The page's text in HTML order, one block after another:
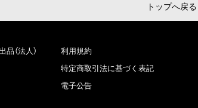
トップへ戻る
品（法人）
利用規約
特定商取引法に基づく表記
電子公告